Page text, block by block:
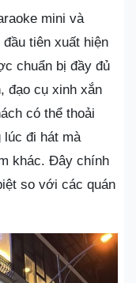
mini và
tiên xuất hiện
chuẩn bị đầy đủ
đạo cụ xinh xắn
có thể thoải
lúc đi hát mà
khác. Đây chính
so với các quán